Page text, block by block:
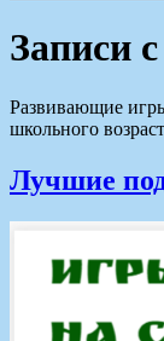
Записи
Развивающие
школьного
Лучшие